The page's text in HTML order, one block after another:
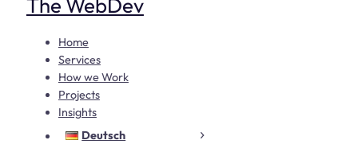
The WebDev
Home
Services
How we Work
Projects
Insights
Deutsch